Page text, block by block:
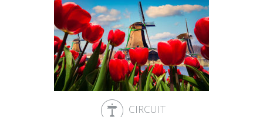
CIRCUIT